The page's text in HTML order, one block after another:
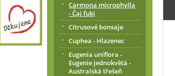
Carmona microphylla
- Čaj fuki
Citrusové bonsaje
Cuphea - Hlazenec
Eugenia uniflora -
Eugenie jednokvětá -
Australská třešeň